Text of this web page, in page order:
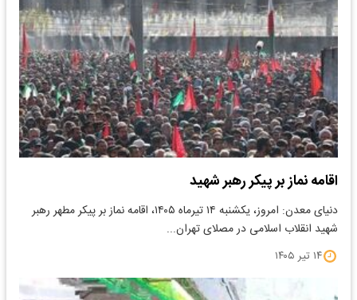
اقامه نماز بر پیکر رهبر شهید
دنیای معدن: امروز، یکشنبه ۱۴ تیرماه ۱۴۰۵، اقامه نماز بر پیکر مطهر رهبر
شهید انقلاب اسلامی در مصلای تهران...
۱۴ تیر ۱۴۰۵